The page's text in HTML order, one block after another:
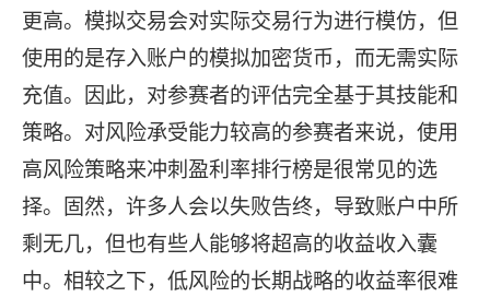
更高。模拟交易会对实际交易行为进行模仿，但
使用的是存入账户的模拟加密货币，而无需实际
充值。因此，对参赛者的评估完全基于其技能和
策略。对风险承受能力较高的参赛者来说，使用
高风险策略来冲刺盈利率排行榜是很常见的选
择。固然，许多人会以失败告终，导致账户中所
剩无几，但也有些人能够将超高的收益收入囊
中。相较之下，低风险的长期战略的收益率很难